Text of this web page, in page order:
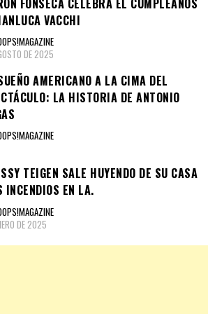
FONSECA CELEBRA EL CUMPLEAÑOS
VACCHI
DE 2025
AMERICANO A LA CIMA DEL
LA HISTORIA DE ANTONIO
TEIGEN SALE HUYENDO DE SU CASA
INCENDIOS EN LA.
DE 2025